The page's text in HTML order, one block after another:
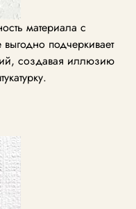
материала с
подчеркивает
создавая иллюзию